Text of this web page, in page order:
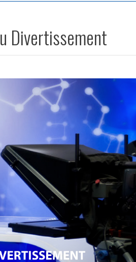
Divertissement